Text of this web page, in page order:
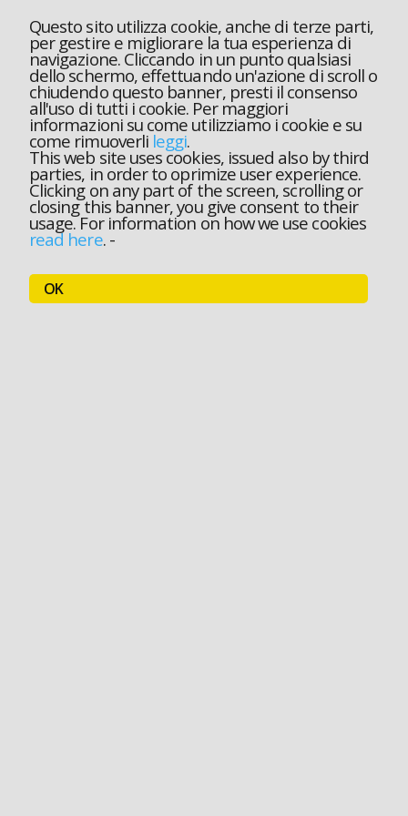
Questo sito utilizza cookie, anche di terze parti,
per gestire e migliorare la tua esperienza di
navigazione. Cliccando in un punto qualsiasi
dello schermo, effettuando un'azione di scroll o
chiudendo questo banner, presti il consenso
all'uso di tutti i cookie. Per maggiori
informazioni su come utilizziamo i cookie e su
come rimuoverli leggi.
This web site uses cookies, issued also by third
parties, in order to oprimize user experience.
Clicking on any part of the screen, scrolling or
closing this banner, you give consent to their
usage. For information on how we use cookies
read here.-
OK